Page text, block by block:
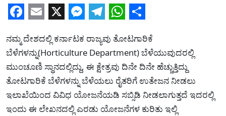
Facebook
Email
X Messenger
Telegram
WhatsApp
Share
ನಮ್ಮ ದೇಶದಲ್ಲಿ ಕರ್ನಾಟಕ ರಾಜ್ಯವು ತೋಟಗಾರಿಕೆ
ಬೆಳೆಗಳನ್ನು(Horticulture Department) ಬೆಳೆಯುವುದರಲ್ಲಿ
ಮುಂಚೂಣಿ ಸ್ಥಾನದಲ್ಲಿದ್ದು, ಈ ಕ್ಷೇತ್ರವು ದಿನೇ ದಿನೇ ಹೆಚ್ಚುತ್ತಿದ್ದು
ತೋಟಗಾರಿಕೆ ಬೆಳೆಗಳನ್ನು ಬೆಳೆಯಲು ರೈತರಿಗೆ ಉತೇಜನ ನೀಡಲು
ಇಲಾಖೆಯಿಂದ ವಿವಿಧ ಯೋಜನೆಯಡಿ ಸಬ್ಸಿಡಿ ನೀಡಲಾಗುತ್ತದೆ ಇದರಲ್ಲಿ
ಇಂದು ಈ ಲೇಖನದಲ್ಲಿ ಎರಡು ಯೋಜನೆಗಳ ಕುರಿತು ಇಲ್ಲಿ